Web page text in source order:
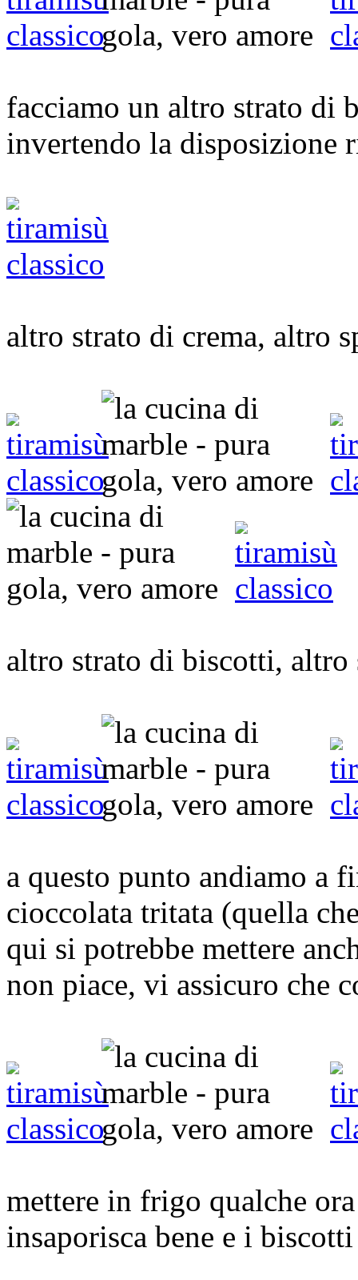
facciamo un altro strato di
invertendo la disposizione
altro strato di crema, altro
altro strato di biscotti, altro
a questo punto andiamo a
cioccolata tritata (quella
qui si potrebbe mettere
non piace, vi assicuro che
mettere in frigo qualche
insaporisca bene e i